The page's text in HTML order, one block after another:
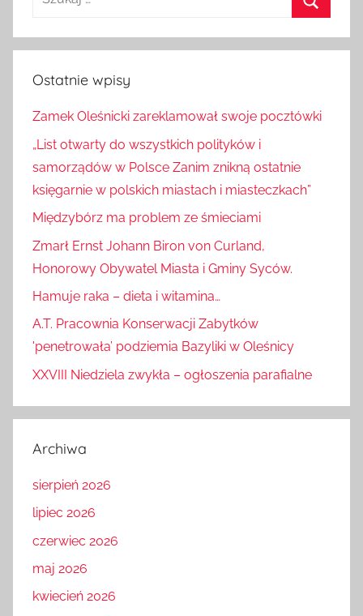
Ostatnie wpisy
Zamek Oleśnicki zareklamował swoje pocztówki
„List otwarty do wszystkich polityków i
samorządów w Polsce Zanim znikną ostatnie
księgarnie w polskich miastach i miasteczkach”
Międzybórz ma problem ze śmieciami
Zmarł Ernst Johann Biron von Curland,
Honorowy Obywatel Miasta i Gminy Syców.
Hamuje raka – dieta i witamina…
A.T. Pracownia Konserwacji Zabytków
'penetrowała’ podziemia Bazyliki w Oleśnicy
XXVIII Niedziela zwykła – ogłoszenia parafialne
Archiwa
sierpień 2026
lipiec 2026
czerwiec 2026
maj 2026
kwiecień 2026